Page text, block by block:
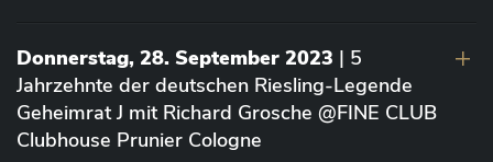
Donnerstag, 28. September 2023 | 5
Jahrzehnte der deutschen Riesling-Legende
Geheimrat J mit Richard Grosche @FINE CLUB
Clubhouse Prunier Cologne